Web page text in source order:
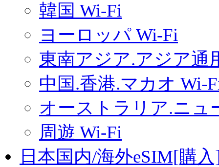
韓国 Wi-Fi
ヨーロッパ Wi-Fi
東南アジア.アジア通
中国.香港.マカオ Wi-
オーストラリア.ニュ
周遊 Wi-Fi
日本国内/海外eSIM[購